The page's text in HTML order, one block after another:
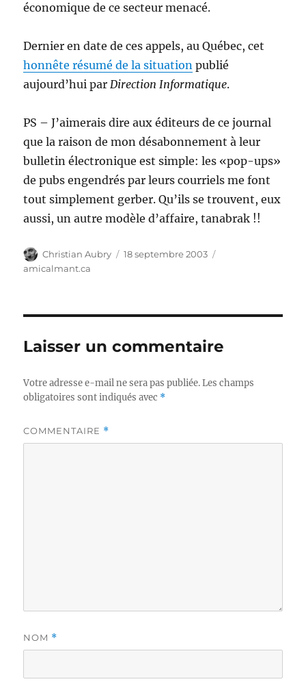
économique de ce secteur menacé.
Dernier en date de ces appels, au Québec, cet
honnête résumé de la situation publié
aujourd’hui parDirection Informatique.
PS – J’aimerais dire aux éditeurs de ce journal
que la raison de mon désabonnement à leur
bulletin électronique est simple: les «pop-ups»
de pubs engendrés par leurs courriels me font
tout simplement gerber. Qu’ils se trouvent, eux
aussi, un autre modèle d’affaire, tanabrak !!
Auteur
Christian Aubry
Publié
18 septembre 2003
amicalmant.ca
Laisser un commentaire
Votre adresse e-mail ne sera pas publiée. Les champs
obligatoires sont indiqués avec *
COMMENTAIRE *
NOM *